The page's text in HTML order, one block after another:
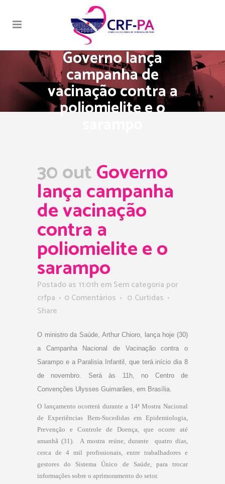
Governo lança
campanha de
vacinação contra a
poliomielite e o
30 outGoverno
lança campanha
de vacinação
contra a
poliomielite e o
sarampo
Postado as 11:01h em Sem categoria por
crfpa
0 Comentários 0 Curtidas
Share
O ministro da Saúde, Arthur Chioro, lança hoje (30)
a Campanha Nacional de Vacinação contra o
Sarampo e a Paralisia Infantil, que terá início dia 8
de novembro. Será às 11h, no Centro de
Convenções Ulysses Guimarães, em Brasília.
O lançamento ocorrerá durante a 14ª Mostra Nacional
de Experiências Bem-Sucedidas em Epidemiologia,
Prevenção e Controle de Doença, que ocorre até
amanhã (31). A mostra reúne, durante quatro dias,
cerca de 4 mil profissionais, entre trabalhadores e
gestores do Sistema Único de Saúde, para trocar
informações sobre o aprimoramento do setor.